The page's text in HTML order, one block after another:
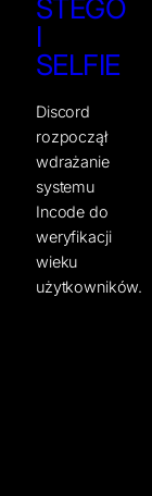
STEGO
I
SELFIE
Discord
rozpoczął
wdrażanie
systemu
Incode do
weryfikacji
wieku
użytkowników.